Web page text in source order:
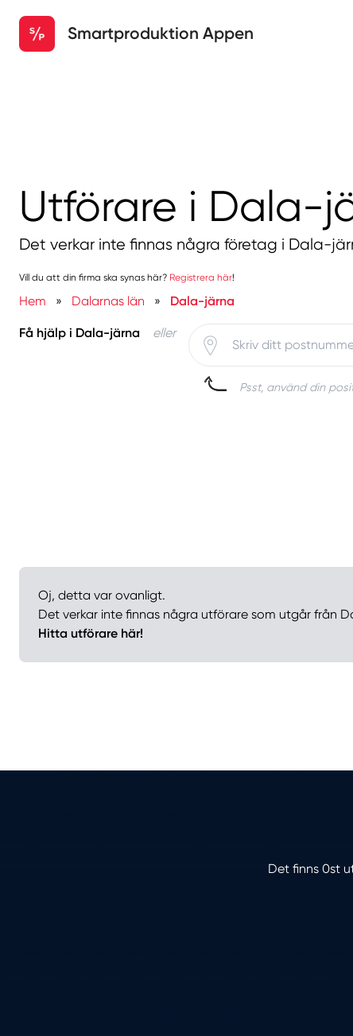
Smartproduktion Appen
Utförare i Dala-
Det verkar inte finnas några företag i Dala-
Vill du att din firma ska synas här? Registrera här!
Hem » Dalarnas län » Dala-järna
Få hjälp i Dala-järna eller
Psst, använd din
Oj, detta var ovanligt.
Det verkar inte finnas några utförare som utgår från
Hitta utförare här!
Det finns 0st